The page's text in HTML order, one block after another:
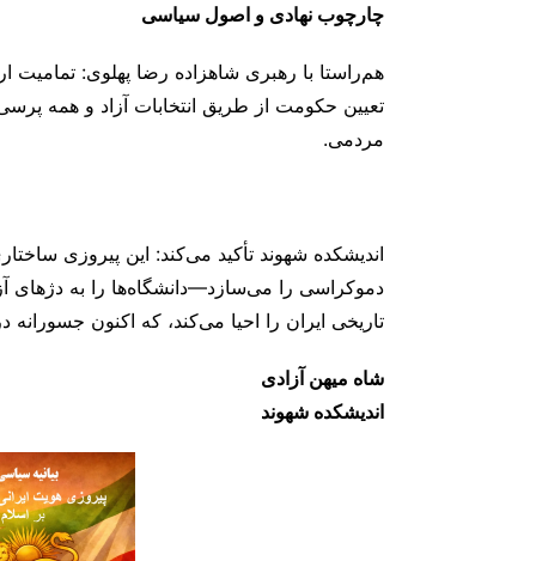
چارچوب نهادی و اصول سیاسی
هم‌راستا با رهبری شاهزاده رضا پهلوی:
تعیین حکومت از طریق انتخابات آزاد و همه
مردمی.
اندیشکده شهوند تأکید می‌کند: این پیروزی
دموکراسی را می‌سازد—دانشگاه‌ها را به دژهای
تاریخی ایران را احیا می‌کند، که اکنون
شاه میهن آزادی
اندیشکده شهوند